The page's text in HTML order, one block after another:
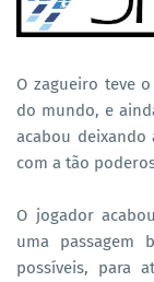
O zagueiro teve
do mundo, e
acabou deixando
com a tão
O jogador
uma passagem
possíveis, para